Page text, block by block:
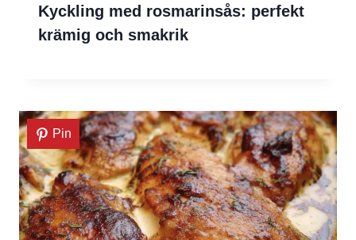
Kyckling med rosmarinsås: perfekt
krämig och smakrik
Pin